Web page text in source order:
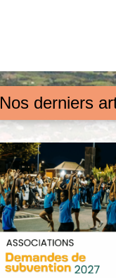
Nos derniers